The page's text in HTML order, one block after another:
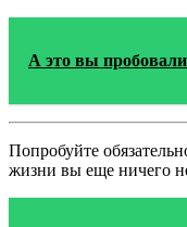
А это вы
Попробуйте
жизни вы еще ничего